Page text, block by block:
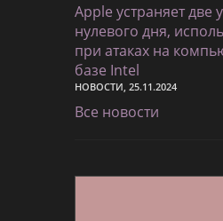
Apple устраняет две
нулевого дня,
при атаках на
базе Intel
НОВОСТИ, 25.11.2024
Все новости